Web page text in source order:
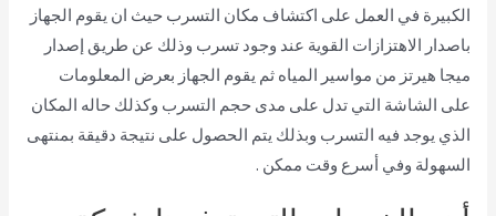
الكبيرة في العمل على اكتشاف مكان التسرب حيث ان يقوم الجهاز
باصدار الاهتزازات القوية عند وجود تسرب وذلك عن طريق إصدار
ميجا هيرتز من مواسير المياه ثم يقوم الجهاز بعرض المعلومات
على الشاشة التي تدل على مدى حجم التسرب وكذلك حاله المكان
الذي يوجد فيه التسرب وبذلك يتم الحصول على نتيجة دقيقة بمنتهى
السهولة وفي أسرع وقت ممكن .